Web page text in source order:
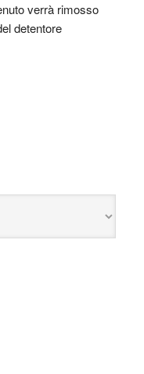
verrà rimosso
detentore